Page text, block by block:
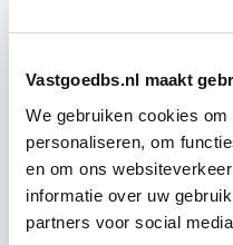
Vastgoedbs.nl maakt
We gebruiken cookies
personaliseren, om
en om ons
informatie over uw
partners voor social
huisvestingskwaliteit
Utrecht
1 lesdag